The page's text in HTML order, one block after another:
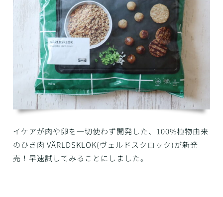
イケアが肉や卵を一切使わず開発した、100%植物由来
のひき肉 VÄRLDSKLOK(ヴェルドスクロック)が新発
売 ！早速試してみることにしました。